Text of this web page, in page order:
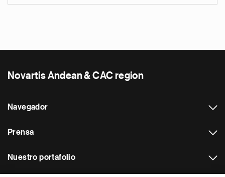
Novartis Andean & CAC region
Navegador
Prensa
Nuestro portafolio